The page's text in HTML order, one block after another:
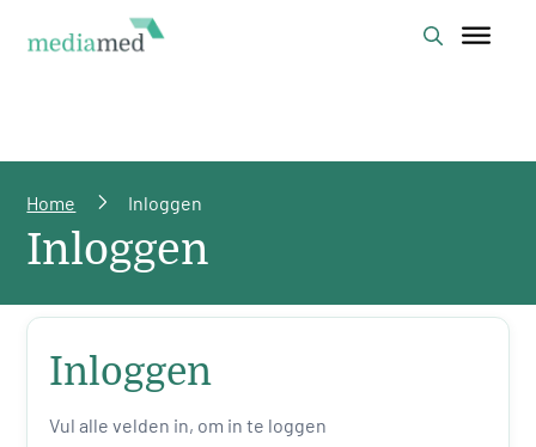
Home Inloggen
Inloggen
Inloggen
Vul alle velden in, om in te loggen